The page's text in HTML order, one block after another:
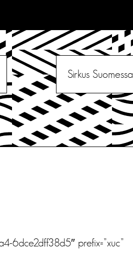
Sirkus Suomessa
6dce2dff38d5″ prefix=”xuc”